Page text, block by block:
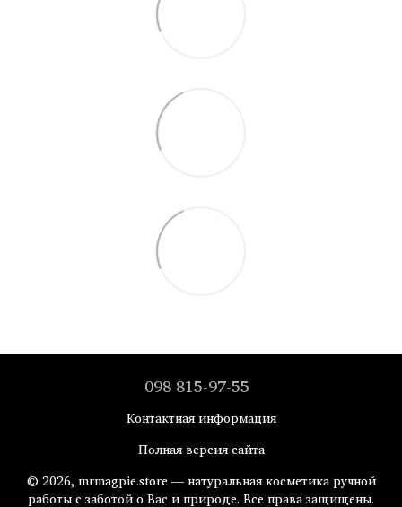
098 815-97-55
Контактная информация
Полная версия сайта
© 2026, mrmagpie.store — натуральная косметика ручной
работы с заботой о Вас и природе. Все права защищены.